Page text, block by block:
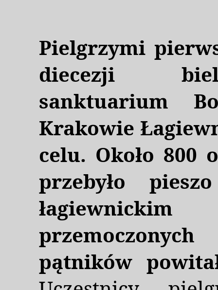
Pielgrzymi
diecezji
sanktuarium
Krakowie
celu. Około 800
przebyło
pątników